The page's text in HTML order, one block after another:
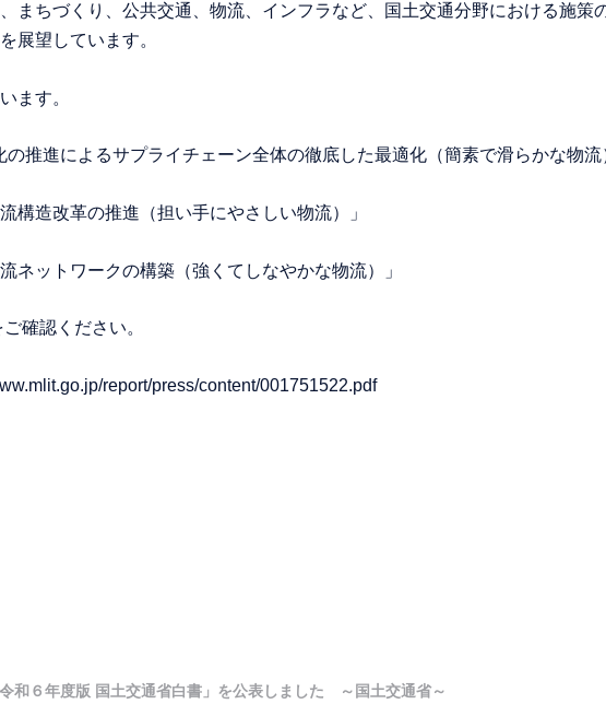
まちづくり、公共交通、物流、インフラなど、国土交通分野における施策
展望しています。
ます。
推進によるサプライチェーン全体の徹底した最適化（簡素で滑らかな物流
造改革の推進（担い手にやさしい物流）」
ットワークの構築（強くてしなやかな物流）」
確認ください。
report/press/content/001751522.pdf
令和６年度版 国土交通省白書」を公表しました ～国土交通省～